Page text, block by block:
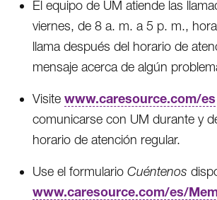
El equipo de UM atiende las
viernes, de 8 a. m. a 5 p. m.,
llama después del horario de
mensaje acerca de algún
Visite www.caresource.com/es
comunicarse con UM durante y
horario de atención regular.
Use el formulario Cuéntenos
www.caresource.com/es/